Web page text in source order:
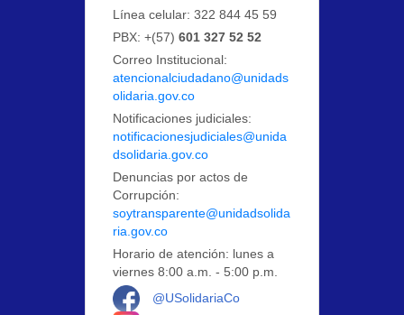
Línea celular: 322 844 45 59
PBX: +(57)601 327 52 52
Correo Institucional:
atencionalciudadano@unidads
olidaria.gov.co
Notificaciones judiciales:
notificacionesjudiciales@unida
dsolidaria.gov.co
Denuncias por actos de
Corrupción:
soytransparente@unidadsolida
ria.gov.co
Horario de atención: lunes a
viernes 8:00 a.m. - 5:00 p.m.
@USolidariaCo